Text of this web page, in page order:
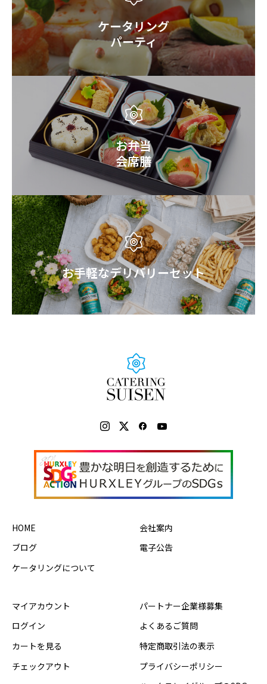
ケータリング
パーティ
お弁当
会席膳
お手軽なデリバリーセット
HOME
ブログ
ケータリングについて
会社案内
電子公告
マイアカウント
ログイン
カートを見る
チェックアウト
パートナー企業様募集
よくあるご質問
特定商取引法の表示
プライバシーポリシー